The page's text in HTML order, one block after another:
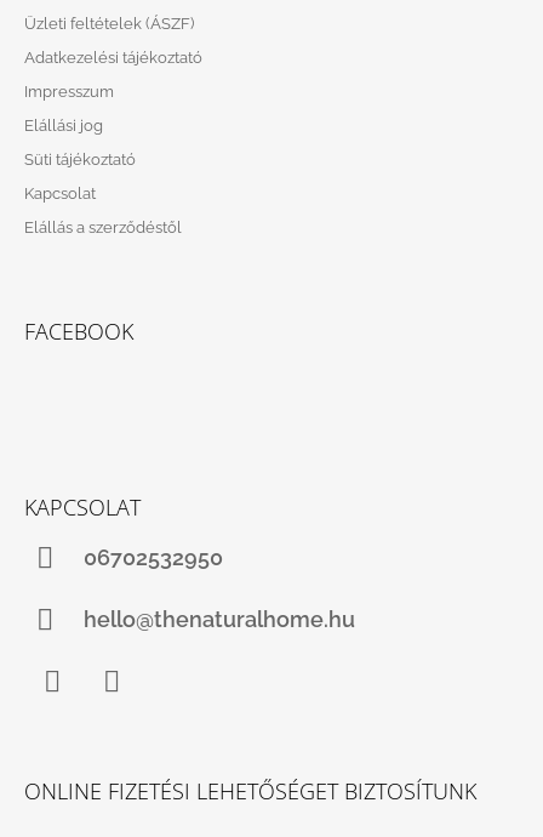
Üzleti feltételek (ÁSZF)
Adatkezelési tájékoztató
Impresszum
Elállási jog
Süti tájékoztató
Kapcsolat
Elállás a szerződéstől
FACEBOOK
KAPCSOLAT
06702532950
hello@thenaturalhome.hu
ONLINE FIZETÉSI LEHETŐSÉGET BIZTOSÍTUNK